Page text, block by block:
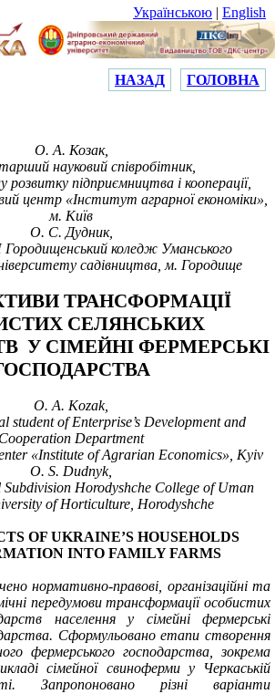
Українською | English
НАЗАД ГОЛОВНА
О. А. Козак,
науковий співробітник,
розвитку підприємництва і кооперації,
центр «Інститут аграрної економіки»,
м. Київ
О. С. Дудник,
коледж Уманського
садівництва, м. Городище
ТРАНСФОРМАЦІЇ
СЕЛЯНСЬКИХ
У СІМЕЙНІ ФЕРМЕРСЬКІ
O. A. Kozak,
student ofEnterprise’s Development and
Cooperation Department
«Institute of Agrarian Economics», Kyiv
O. S. Dudnyk,
Horodyshche College of Uman
of Horticulture, Horodyshche
OF UKRAINE’S HOUSEHOLDS
INTO FAMILY FARMS
нормативно-правові, організаційні та
передумови трансформації особистих
населення у сімейні фермерські
Сформульовано етапи створення
фермерського господарства, зокрема
сімейної свиноферми у Черкаській
Запропоновано різні варіанти